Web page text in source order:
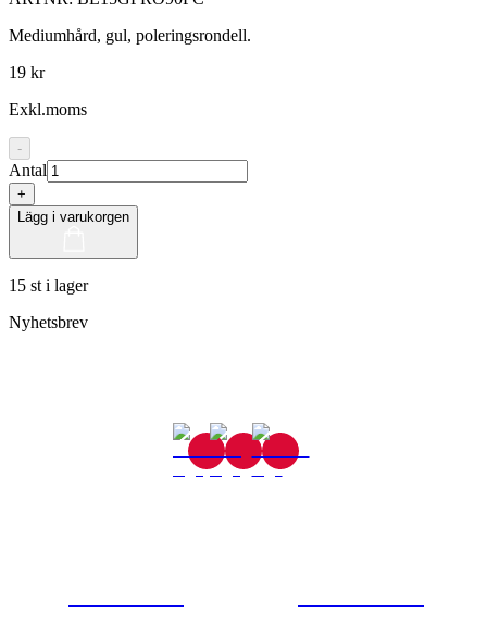
Mediumhård, gul, poleringsrondell.
19 kr
Exkl.moms
-
Antal
+
Lägg i varukorgen
15 st i lager
Nyhetsbrev